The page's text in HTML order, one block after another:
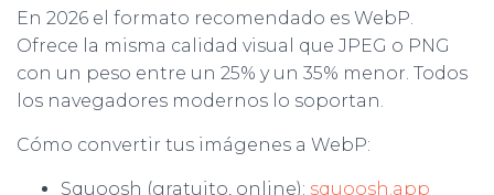
En 2026 el formato recomendado es WebP.
Ofrece la misma calidad visual que JPEG o PNG
con un peso entre un 25% y un 35% menor. Todos
los navegadores modernos lo soportan.
Cómo convertir tus imágenes a WebP:
Squoosh (gratuito, online): squoosh.app